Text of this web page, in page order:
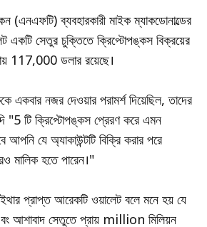
(এনএফটি) ব্যবহারকারী মাইক ম্যাকডোনাল্ডের
একটি সেতুর চুক্তিতে ক্রিপ্টোপঙ্কস বিক্রয়ের
117,000 ডলার রয়েছে।
একবার নজর দেওয়ার পরামর্শ দিয়েছিল, তাদের
"5 টি ক্রিপ্টোপঙ্কস প্রেরণ করে এমন
আপনি যে অ্যাকাউন্টটি বিক্রি করার পরে
মালিক হতে পারেন।"
প্রাপ্ত আরেকটি ওয়ালেট বলে মনে হয় যে
আশাবাদ সেতুতে প্রায় million মিলিয়ন